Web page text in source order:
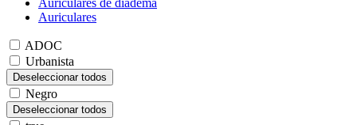
Auriculares
ADOC
Urbanista
Deseleccionar todos
Negro
Deseleccionar todos